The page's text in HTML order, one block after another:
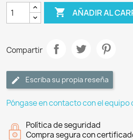
 AÑADIR AL
Compartir
Escriba su propia reseña
Póngase en contacto con el equipo
Política de seguridad
Compra segura con